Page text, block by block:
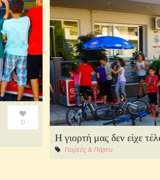
0
Η γιορτή μας δεν είχε
Γιορτές & Πάρτυ